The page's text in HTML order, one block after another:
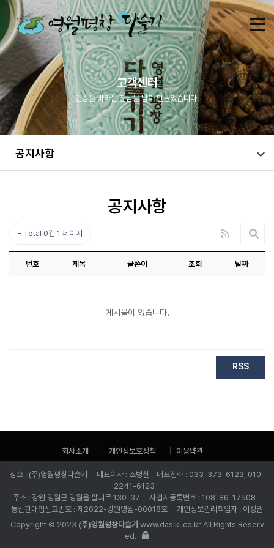
고객센터
건강을 바라는 진심을 담아 만들었습니다.
공지사항
공지사항
Total 0건 1 페이지
번호 제목 글쓴이 조회 날짜
게시물이 없습니다.
RSS
회사소개 개인정보호정책 이용약관
상호 : (주)영월평창다슬기 대표이사 : 조병찬 대표전화 : 033-373-6123, 010-
2241-6123
주소 : 강원 영월군 영월읍 팔괴로 130-37 사업자등록번호 : 108-86-17508
통신판매업신고번호 : 제2022-강원영월-00018호 개인정보관리책임자 : 이정권
Copyright © 2023 (주)영월평창다슬기 www.daslki.co.kr All Rights Reserv
ed.